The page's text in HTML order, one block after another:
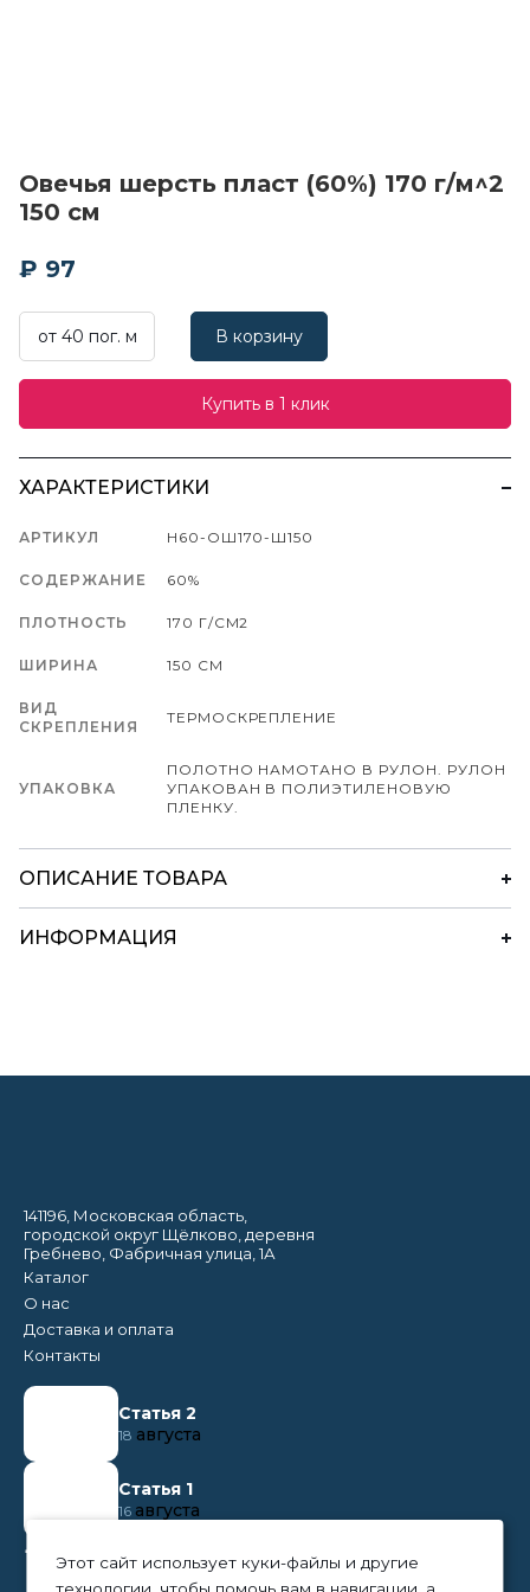
Овечья шерсть пласт (60%) 170 г/м^2
150 см
₽ 97
от 40 пог. м В корзину
Купить в 1 клик
ХАРАКТЕРИСТИКИ
АРТИКУЛ Н60-ОШ170-Ш150
СОДЕРЖАНИЕ 60%
ПЛОТНОСТЬ 170 Г/СМ2
ШИРИНА 150 СМ
ВИД
СКРЕПЛЕНИЯ
ТЕРМОСКРЕПЛЕНИЕ
УПАКОВКА
ПОЛОТНО НАМОТАНО В РУЛОН. РУЛОН
УПАКОВАН В ПОЛИЭТИЛЕНОВУЮ
ПЛЕНКУ.
ОПИСАНИЕ ТОВАРА
ИНФОРМАЦИЯ
141196, Московская область,
городской округ Щёлково, деревня
Гребнево, Фабричная улица, 1А
Каталог
О нас
Доставка и оплата
Контакты
Статья 2
18 августа
Статья 1
16 августа
+7 (495) 374 50 95
Этот сайт использует куки-файлы и другие